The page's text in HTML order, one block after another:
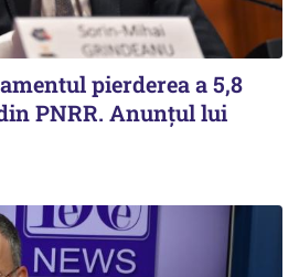
pierderea a 5,8
PNRR. Anunțul lui